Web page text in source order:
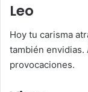
Leo
Hoy tu carisma
también envidias.
provocaciones.